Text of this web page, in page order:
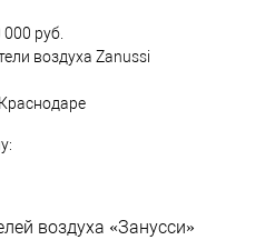
000 руб.
воздуха Zanussi
воздуха «Занусси»